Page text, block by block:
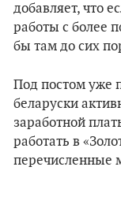
добавляет, что
работы с более
бы там до сих
Под постом уже
беларуски
заработной
работать в
перечисленные